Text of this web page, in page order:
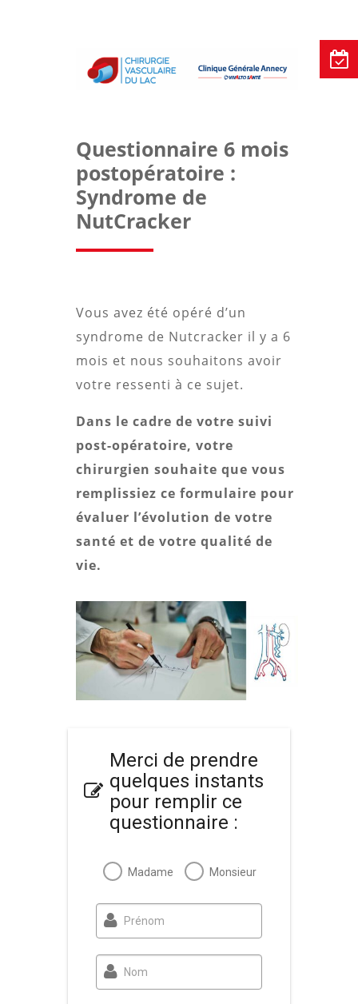
Questionnaire 6 mois
postopératoire :
Syndrome de
NutCracker
Vous avez été opéré d’un
syndrome de Nutcracker il y a 6
mois et nous souhaitons avoir
votre ressenti à ce sujet.
Dans le cadre de votre suivi
post-opératoire, votre
chirurgien souhaite que vous
remplissiez ce formulaire pour
évaluer l’évolution de votre
santé et de votre qualité de
vie.
Merci de prendre
quelques instants
pour remplir ce
questionnaire :
Madame Monsieur
Prénom
Nom